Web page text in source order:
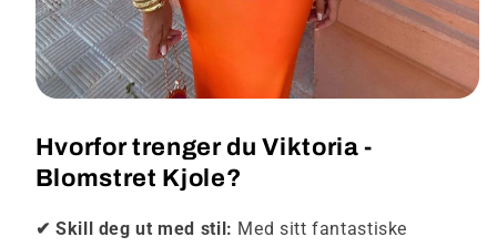
Hvorfor trenger du Viktoria -
Blomstret Kjole?
✔ Skill deg ut med stil: Med sitt fantastiske